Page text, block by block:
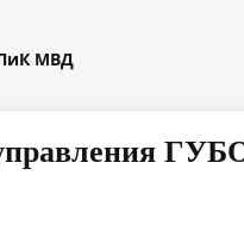
МВД
управления